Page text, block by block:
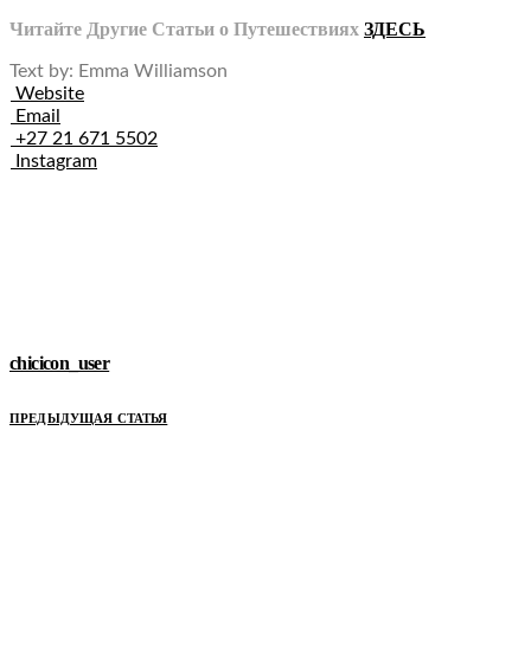
Читайте Другие Статьи о Путешествиях ЗДЕСЬ
Text by: Emma Williamson
Website
Email
+27 21 671 5502
Instagram
chicicon_user
ПРЕДЫДУЩАЯ СТАТЬЯ